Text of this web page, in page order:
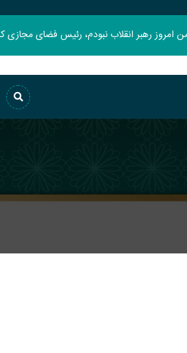
من امروز رهبر انقلاب نبودم، رئیس فضای